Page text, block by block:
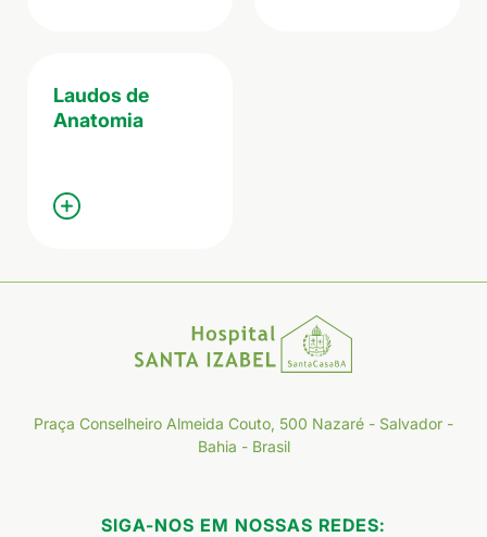
Laudos de
Anatomia
Praça Conselheiro Almeida Couto, 500 Nazaré - Salvador -
Bahia - Brasil
SIGA-NOS EM NOSSAS REDES: